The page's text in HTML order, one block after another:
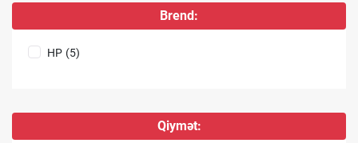
Brend:
HP (5)
Qiymət: